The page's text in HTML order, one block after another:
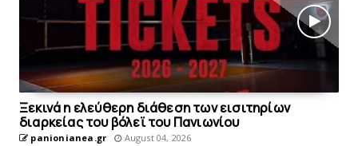
Ξεκινά η ελεύθερη διάθεση των εισιτηρίων
διαρκείας του βόλεϊ τoυ Πανιωνίου
panionianea.gr August 04, 2026